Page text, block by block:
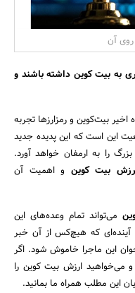
آن
به بیت کوین داشته باشند و
بیت‌کوین و رمزارزها تجربه
این است که این پدیده جدید
را به ارمغان خواهد آورد.
بیت کوین و اهمیت آن
می‌تواند تمام وعده‌های این
آینده‌ای که هیچ‌کس از آن خبر
این ماجرا خاموش شود. اگر
می‌خواهید ارزش بیت کوین را
این مطلب همراه ما بمانید.